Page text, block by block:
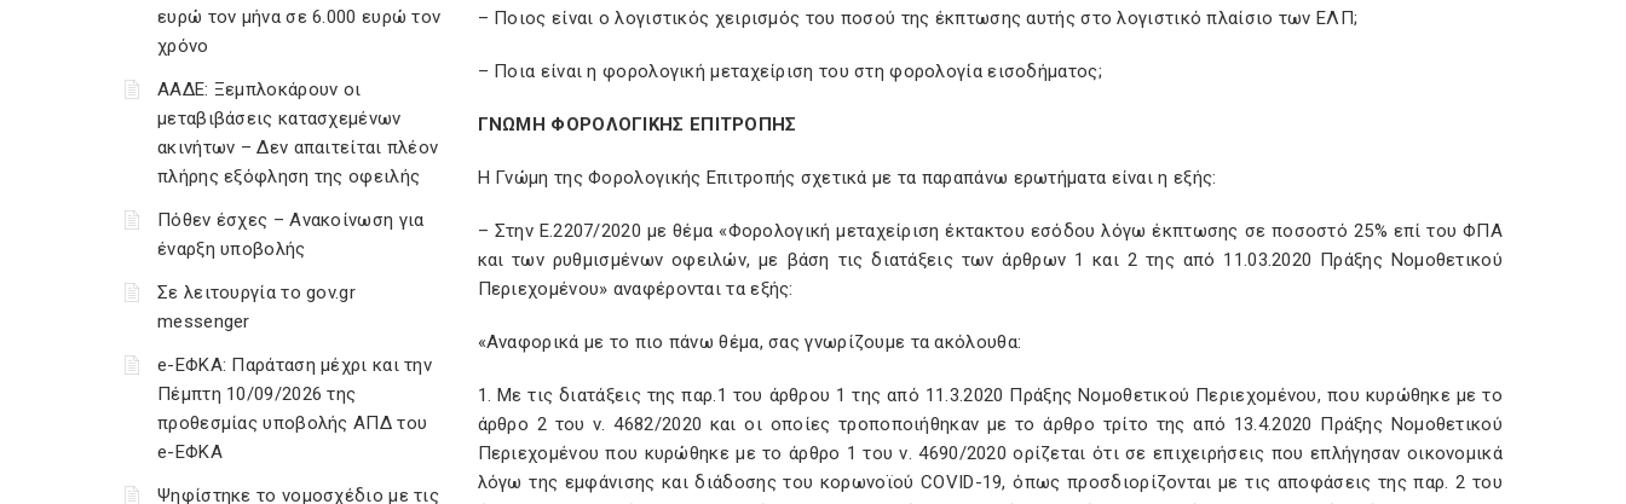
ευρώ τον μήνα σε 6.000 ευρώ τον
χρόνο
ΑΑΔΕ: Ξεμπλοκάρουν οι
μεταβιβάσεις κατασχεμένων
ακινήτων – Δεν απαιτείται πλέον
πλήρης εξόφληση της οφειλής
Πόθεν έσχες – Ανακοίνωση για
έναρξη υποβολής
Σε λειτουργία το gov.gr
messenger
e-ΕΦΚΑ: Παράταση μέχρι και την
Πέμπτη 10/09/2026 της
προθεσμίας υποβολής ΑΠΔ του
e-ΕΦΚΑ
Ψηφίστηκε το νομοσχέδιο με τις
– Ποιος είναι ο λογιστικός χειρισμός του ποσού της έκπτωσης αυτής στο λογιστικό πλαίσιο των ΕΛΠ;
– Ποια είναι η φορολογική μεταχείριση του στη φορολογία εισοδήματος;
ΓΝΩΜΗ ΦΟΡΟΛΟΓΙΚΗΣ ΕΠΙΤΡΟΠΗΣ
Η Γνώμη της Φορολογικής Επιτροπής σχετικά με τα παραπάνω ερωτήματα είναι η εξής:
– Στην Ε.2207/2020 με θέμα «Φορολογική μεταχείριση έκτακτου εσόδου λόγω έκπτωσης σε ποσοστό 25% επί του ΦΠΑ
και των ρυθμισμένων οφειλών, με βάση τις διατάξεις των άρθρων 1 και 2 της από 11.03.2020 Πράξης Νομοθετικού
Περιεχομένου» αναφέρονται τα εξής:
«Αναφορικά με το πιο πάνω θέμα, σας γνωρίζουμε τα ακόλουθα:
1. Με τις διατάξεις της παρ.1 του άρθρου 1 της από 11.3.2020 Πράξης Νομοθετικού Περιεχομένου, που κυρώθηκε με το
άρθρο 2 του ν. 4682/2020 και οι οποίες τροποποιήθηκαν με το άρθρο τρίτο της από 13.4.2020 Πράξης Νομοθετικού
Περιεχομένου που κυρώθηκε με το άρθρο 1 του ν. 4690/2020 ορίζεται ότι σε επιχειρήσεις που επλήγησαν οικονομικά
λόγω της εμφάνισης και διάδοσης του κορωνοϊού COVID-19, όπως προσδιορίζονται με τις αποφάσεις της παρ. 2 του